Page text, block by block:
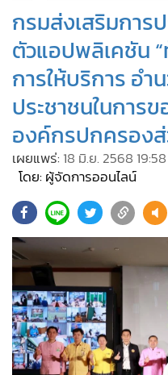
ผู้จัดการรายวัน
• คอลัมนิสต์
• ละคร
• CbizReview
• Cyber BIZ
• ผู้จัดกวน
• Good health & Well-being
Green Innovation & SD
• Management & HR
• MGR Live
• Infographic
• การเมือง
• ท่องเที่ยว
• กีฬา
• ต่างประเทศ
กรมส่งเสริมกา
ตัวแอปพลิเคชัน
การให้บริการ อำ
ประชาชนในการ
องค์กรปกครอง
เผยแพร่: 18 มิ.ย. 2568 19:58
โดย: ผู้จัดการออนไลน์